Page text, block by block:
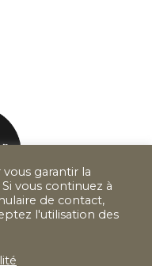
garantir la
vous continuez à
de contact,
l'utilisation des